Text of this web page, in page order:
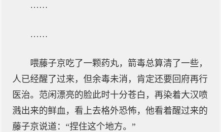
……
……
喂藤子京吃了一颗药丸，箭毒总算清了一些，
人已经醒了过来，但余毒未消，肯定还要回府再行
医治。范闲漂亮的脸此时十分苍白，再染着大汉喷
溅出来的鲜血，看上去格外恐怖，他看着醒过来的
藤子京说道：“捏住这个地方。”